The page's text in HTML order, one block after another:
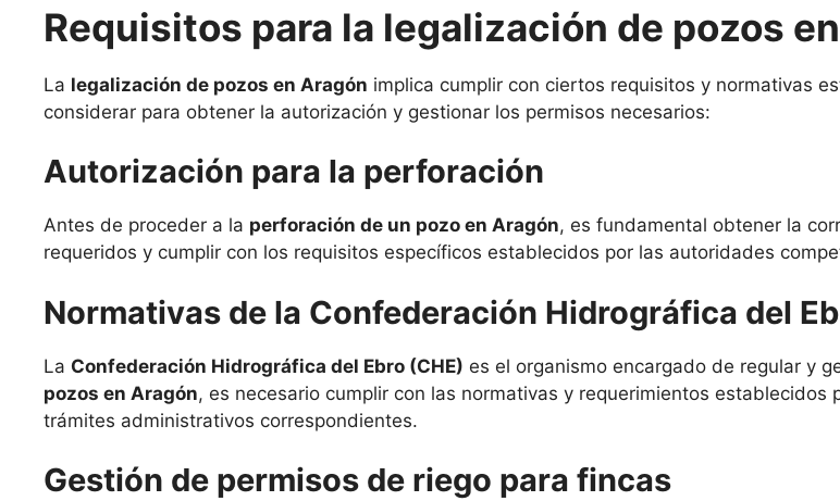
Requisitos para la legalización de pozos
La legalización de pozos en Aragón implica cumplir con ciertos requisitos y normativas
considerar para obtener la autorización y gestionar los permisos necesarios:
Autorización para la perforación
Antes de proceder a la perforación de un pozo en Aragón, es fundamental obtener la
requeridos y cumplir con los requisitos específicos establecidos por las autoridades
Normativas de la Confederación Hidrográfica del
La Confederación Hidrográfica del Ebro (CHE) es el organismo encargado de regular y
pozos en Aragón, es necesario cumplir con las normativas y requerimientos establecidos
trámites administrativos correspondientes.
Gestión de permisos de riego para fincas